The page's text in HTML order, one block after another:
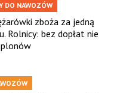
DO NAWOZÓW
zboża za jedną
Rolnicy: bez dopłat nie